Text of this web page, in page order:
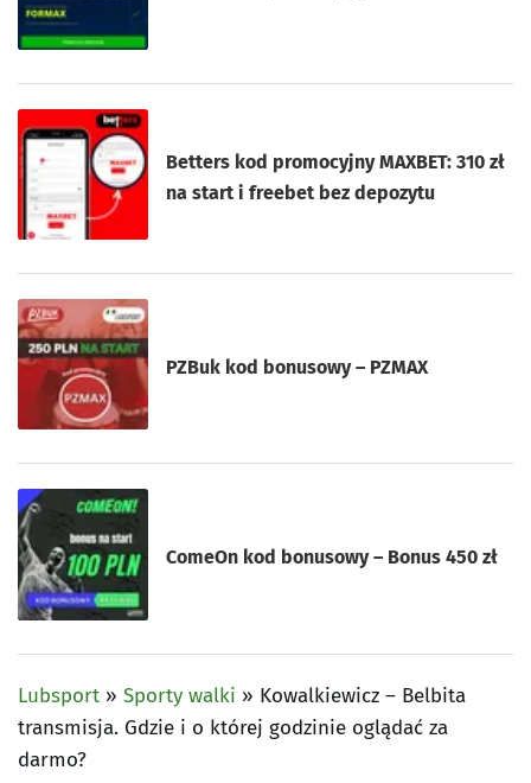
Betters kod promocyjny MAXBET: 310 zł
na start i freebet bez depozytu
PZBuk kod bonusowy – PZMAX
ComeOn kod bonusowy – Bonus 450 zł
Lubsport » Sporty walki » Kowalkiewicz – Belbita
transmisja. Gdzie i o której godzinie oglądać za
darmo?